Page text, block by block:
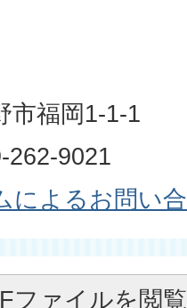
市福岡1-1-1
262-9021
によるお問い
ファイルを閲